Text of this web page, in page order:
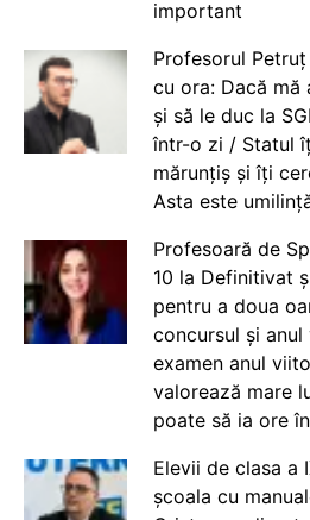
important
Profesorul
cu ora: Dacă mă
și să le duc la
într-o zi / Statul
mărunțiș și îți
Asta este
Profesoară de
10 la Definitivat
pentru a doua
concursul și
examen anul
valorează mare
poate să ia ore
Elevii de clasa a
școala cu